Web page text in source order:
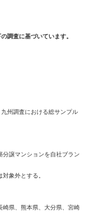
調査に基づいています。
州調査における総サンプル
分譲マンションを自社ブラン
象外とする。
崎県、熊本県、大分県、宮崎